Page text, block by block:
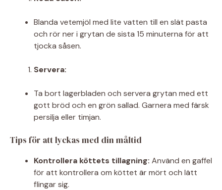
Blanda vetemjöl med lite vatten till en slät pasta
och rör ner i grytan de sista 15 minuterna för att
tjocka såsen.
Servera:
Ta bort lagerbladen och servera grytan med ett
gott bröd och en grön sallad. Garnera med färsk
persilja eller timjan.
Tips för att lyckas med din måltid
Kontrollera köttets tillagning: Använd en gaffel
för att kontrollera om köttet är mört och lätt
flingar sig.